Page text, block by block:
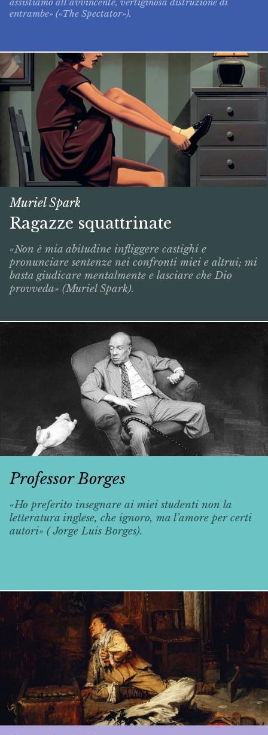
entrambe» («The Spectator»).
Muriel Spark
Ragazze squattrinate
«Non è mia abitudine infliggere castighi e
pronunciare sentenze nei confronti miei e altrui; mi
basta giudicare mentalmente e lasciare che Dio
provveda» (Muriel Spark).
Professor Borges
«Ho preferito insegnare ai miei studenti non la
letteratura inglese, che ignoro, ma l’amore per certi
autori» ( Jorge Luis Borges).